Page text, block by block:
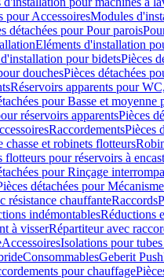
pour AccessoiresModules
détachées pour Pour parois
Eléments d'installation
pour bidetsPièces
douchesPièces détachées
Réservoirs apparents pour
pour Basse et moyenne
réservoirs apparentsPièces
RaccordementsPièces
chasse et robinets flotteurs
flotteurs pour réservoirs à
pour Rinçage
détachées pour
résistance chauffanteRaccords
indémontablesRéductions
à visserRépartiteur avec
AccessoiresIsolations pour
ConsommablesGeberit
pour chauffage